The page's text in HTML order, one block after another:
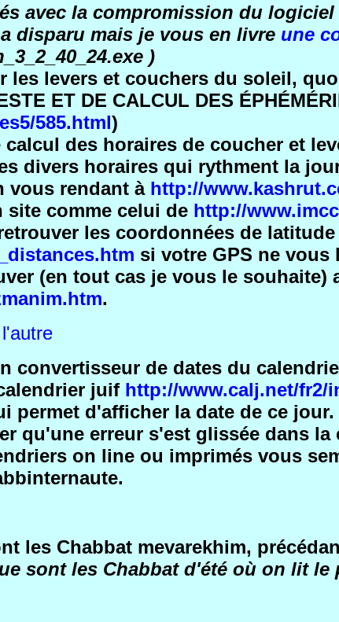
avec la compromission du logiciel
disparu mais je vous en livre une
)
les levers et couchers du soleil,
ET DE CALCUL DES
585.html)
des horaires de coucher et
divers horaires qui rythment la
vous rendant à http://
site comme celui de http://
les coordonnées de
si votre GPS ne vous
(en tout cas je vous le souhaite)
.
convertisseur de dates du
juif http://www.calj.net/fr2/
permet d'afficher la date de ce jour.
qu'une erreur s'est glissée dans
on line ou imprimés vous
les Chabbat mevarekhim,
sont les Chabbat d'été où on lit